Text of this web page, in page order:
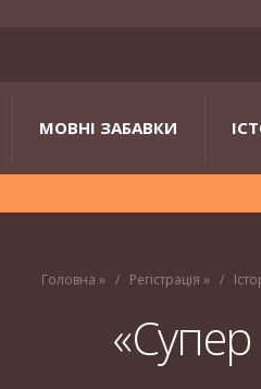
МОВНІ ЗАБАВКИ
Головна » Регістрація »